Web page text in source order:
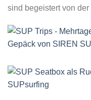
sind begeistert von der